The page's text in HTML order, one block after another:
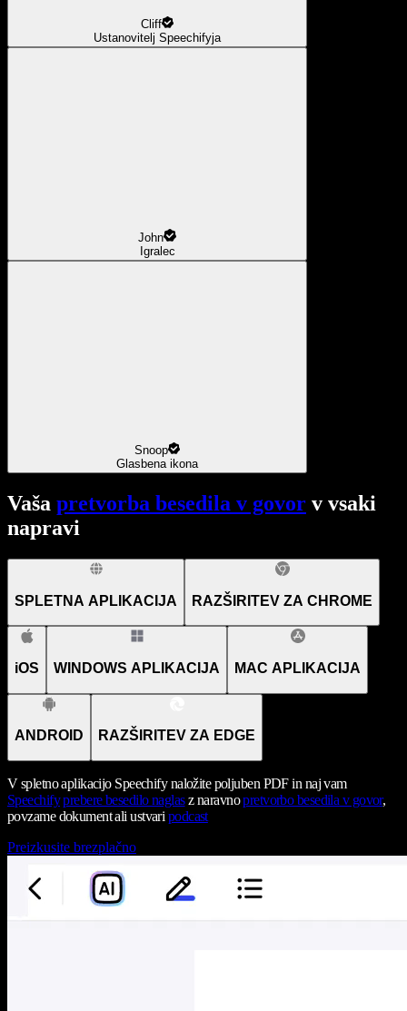
Cliff
Ustanovitelj Speechifyja
John
Igralec
Snoop
Glasbena ikona
Vaša pretvorba besedila v govor v vsaki
napravi
SPLETNA APLIKACIJA RAZŠIRITEV ZA CHROME
iOS WINDOWS APLIKACIJA MAC APLIKACIJA
ANDROID RAZŠIRITEV ZA EDGE
V spletno aplikacijo Speechify naložite poljuben PDF in naj vam
Speechify prebere besedilo naglasz naravnopretvorbo besedila v govor,
povzame dokument ali ustvari podcast
Preizkusite brezplačno